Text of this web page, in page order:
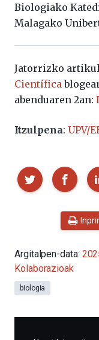
Biologiako
Malagako
Jatorrizko
Científica
abenduaren 2an:
Itzulpena: UPV/
Partekatu
Argitalpen-data:
Kolaborazioak
biologia